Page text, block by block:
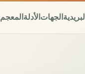
الجهاتالأدلةالمعجم